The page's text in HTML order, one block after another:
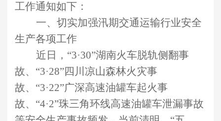
工作通知如下：
一、 切实加强汛期交通运输行业安全
生产各项工作
近日 ， “3·30”湖南火车脱轨侧翻事
故、“3·28”四川 凉山森林火灾事
故、 “3·22”广深高速油罐车起火事
故、 “4·2”珠三角环线高速油罐车泄漏事故